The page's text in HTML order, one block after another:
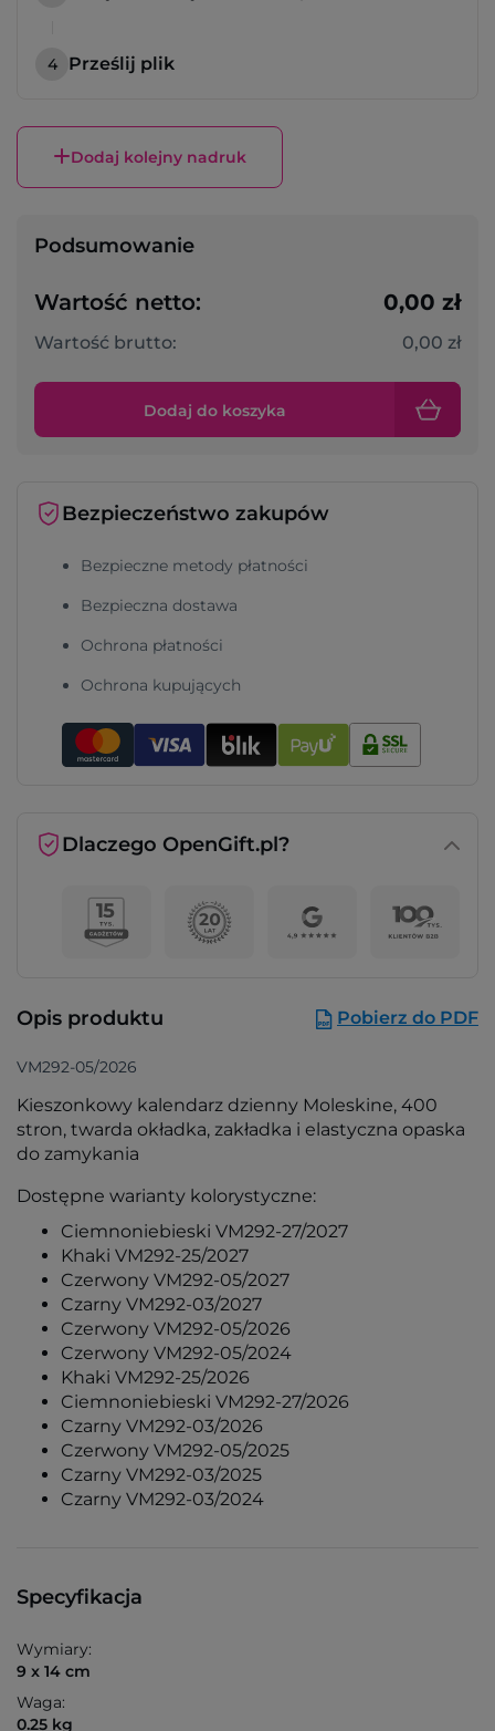
4 Prześlij plik
Dodaj kolejny nadruk
Podsumowanie
Wartość netto: 0,00 zł
Wartość brutto: 0,00 zł
Dodaj do koszyka
Bezpieczeństwo zakupów
Bezpieczne metody płatności
Bezpieczna dostawa
Ochrona płatności
Ochrona kupujących
Dlaczego OpenGift.pl?
Opis produktu Pobierz do PDF
VM292-05/2026
Kieszonkowy kalendarz dzienny Moleskine, 400
stron, twarda okładka, zakładka i elastyczna opaska
do zamykania
Dostępne warianty kolorystyczne:
Ciemnoniebieski VM292-27/2027
Khaki VM292-25/2027
Czerwony VM292-05/2027
Czarny VM292-03/2027
Czerwony VM292-05/2026
Czerwony VM292-05/2024
Khaki VM292-25/2026
Ciemnoniebieski VM292-27/2026
Czarny VM292-03/2026
Czerwony VM292-05/2025
Czarny VM292-03/2025
Czarny VM292-03/2024
Specyfikacja
Wymiary:
9 x 14 cm
Waga:
0.25 kg